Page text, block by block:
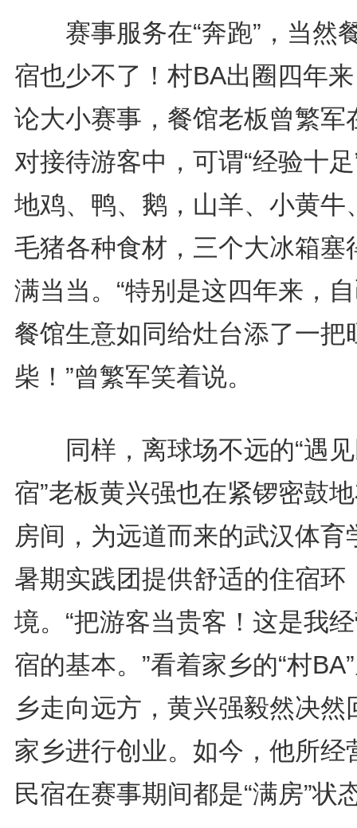
赛事服务在“奔跑”，当然
宿也少不了！村BA出圈四年
论大小赛事，餐馆老板曾繁军
对接待游客中，可谓“经验十
地鸡、鸭、鹅，山羊、小黄牛
毛猪各种食材，三个大冰箱塞
满当当。“特别是这四年来，
餐馆生意如同给灶台添了一把
柴！”曾繁军笑着说。
同样，离球场不远的“遇
宿”老板黄兴强也在紧锣密鼓
房间，为远道而来的武汉体育
暑期实践团提供舒适的住宿环
境。“把游客当贵客！这是我
宿的基本。”看着家乡的“村
乡走向远方，黄兴强毅然决然
家乡进行创业。如今，他所经
民宿在赛事期间都是“满房”状